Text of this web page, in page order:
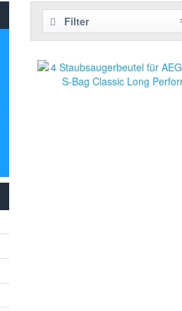
Filter